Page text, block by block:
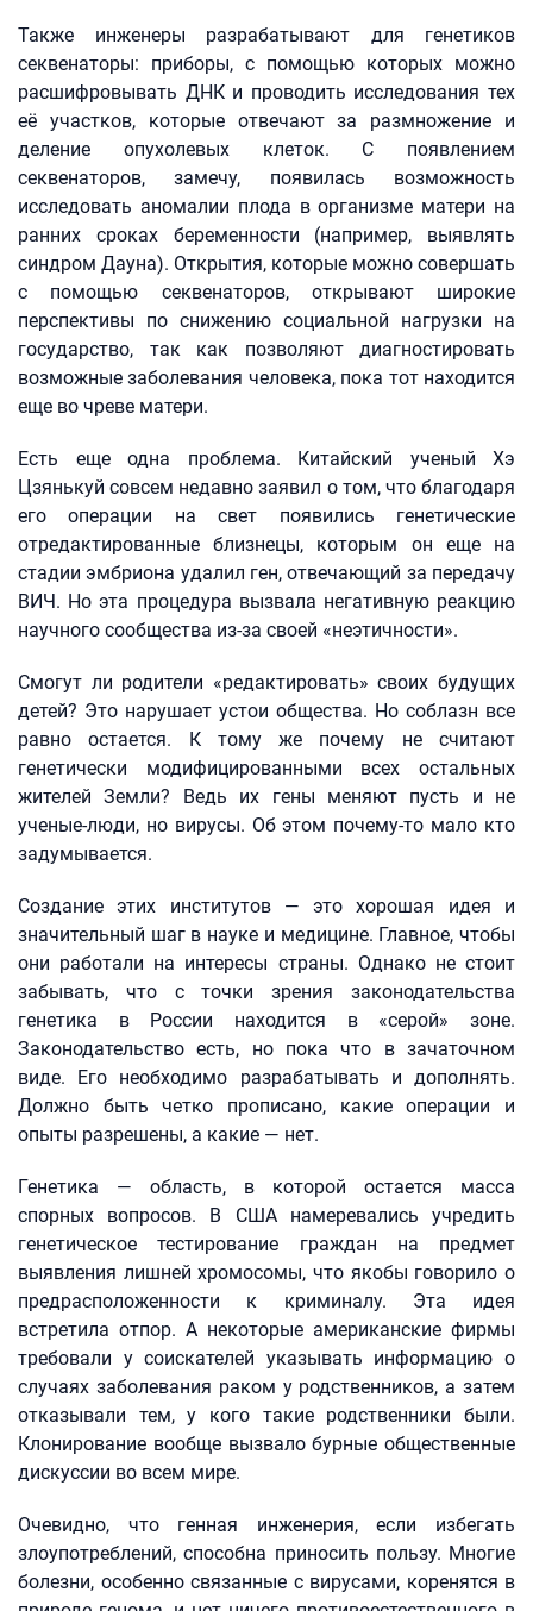
Также инженеры разрабатывают для генетиков
секвенаторы: приборы, с помощью которых можно
расшифровывать ДНК и проводить исследования тех
её участков, которые отвечают за размножение и
деление опухолевых клеток. С появлением
секвенаторов, замечу, появилась возможность
исследовать аномалии плода в организме матери на
ранних сроках беременности (например, выявлять
синдром Дауна). Открытия, которые можно совершать
с помощью секвенаторов, открывают широкие
перспективы по снижению социальной нагрузки на
государство, так как позволяют диагностировать
возможные заболевания человека, пока тот находится
еще во чреве матери.
Есть еще одна проблема. Китайский ученый Хэ
Цзянькуй совсем недавно заявил о том, что благодаря
его операции на свет появились генетические
отредактированные близнецы, которым он еще на
стадии эмбриона удалил ген, отвечающий за передачу
ВИЧ. Но эта процедура вызвала негативную реакцию
научного сообщества из-за своей «неэтичности».
Смогут ли родители «редактировать» своих будущих
детей? Это нарушает устои общества. Но соблазн все
равно остается. К тому же почему не считают
генетически модифицированными всех остальных
жителей Земли? Ведь их гены меняют пусть и не
ученые-люди, но вирусы. Об этом почему-то мало кто
задумывается.
Создание этих институтов — это хорошая идея и
значительный шаг в науке и медицине. Главное, чтобы
они работали на интересы страны. Однако не стоит
забывать, что с точки зрения законодательства
генетика в России находится в «серой» зоне.
Законодательство есть, но пока что в зачаточном
виде. Его необходимо разрабатывать и дополнять.
Должно быть четко прописано, какие операции и
опыты разрешены, а какие — нет.
Генетика — область, в которой остается масса
спорных вопросов. В США намеревались учредить
генетическое тестирование граждан на предмет
выявления лишней хромосомы, что якобы говорило о
предрасположенности к криминалу. Эта идея
встретила отпор. А некоторые американские фирмы
требовали у соискателей указывать информацию о
случаях заболевания раком у родственников, а затем
отказывали тем, у кого такие родственники были.
Клонирование вообще вызвало бурные общественные
дискуссии во всем мире.
Очевидно, что генная инженерия, если избегать
злоупотреблений, способна приносить пользу. Многие
болезни, особенно связанные с вирусами, коренятся в